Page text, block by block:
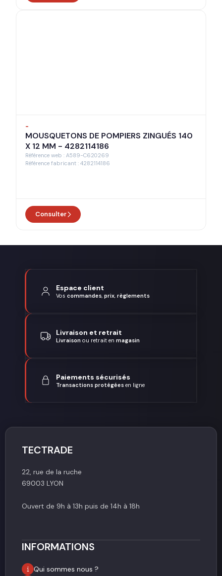
-
MOUSQUETONS DE POMPIERS ZINGUÉS 140
X 12 MM - 4282114186
Référence web : A589-C620269
Référence fabricant : 4282114186
Consulter
Espace client
Vos commandes, prix, règlements
Livraison et retrait
Livraison ou retrait en magasin
Paiements sécurisés
Transactions protégées en ligne
TECTRADE
22, rue de la ruche
69003 LYON
Ouvert de 9h à 13h puis de 14h à 18h
INFORMATIONS
Qui sommes nous ?